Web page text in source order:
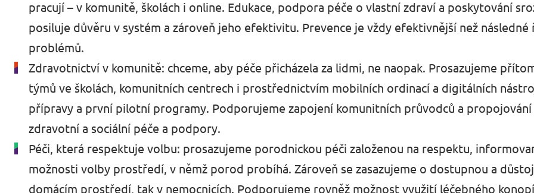
Podpoř Volt
pracují – v komunitě, školách i online. Edukace, podpora péče o vlastní zdraví a poskytování
posiluje důvěru v systém a zároveň jeho efektivitu. Prevence je vždy efektivnější než následné
problémů.
Zdravotnictví v komunitě: chceme, aby péče přicházela za lidmi, ne naopak. Prosazujeme
týmů ve školách, komunitních centrech i prostřednictvím mobilních ordinací a digitálních
přípravy a první pilotní programy. Podporujeme zapojení komunitních průvodců a
zdravotní a sociální péče a podpory.
Péči, která respektuje volbu: prosazujeme porodnickou péči založenou na respektu,
možnosti volby prostředí, v němž porod probíhá. Zároveň se zasazujeme o dostupnou a
domácím prostředí, tak v nemocnicích. Podporujeme rovněž možnost využití léčebného